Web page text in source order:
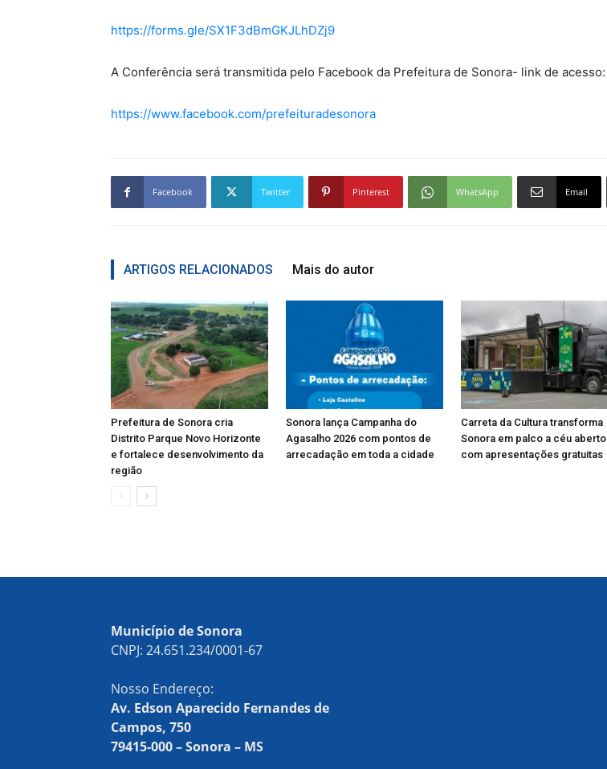
https://forms.gle/SX1F3dBmGKJLhDZj9
A Conferência será transmitida pelo Facebook da Prefeitura de Sonora- link de acesso:
https://www.facebook.com/prefeituradesonora
Facebook Twitter Pinterest WhatsApp Email
ARTIGOS RELACIONADOS Mais do autor
Prefeitura de Sonora cria
Distrito Parque Novo Horizonte
e fortalece desenvolvimento da
região
Sonora lança Campanha do
Agasalho 2026 com pontos de
arrecadação em toda a cidade
Carreta da Cultura transforma
Sonora em palco a céu aberto
com apresentações gratuitas
Município de Sonora
CNPJ: 24.651.234/0001-67
Nosso Endereço:
Av. Edson Aparecido Fernandes de
Campos, 750
79415-000 – Sonora – MS